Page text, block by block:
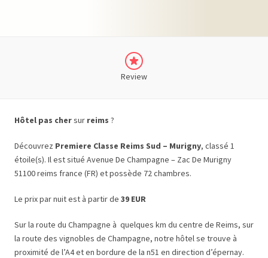
Review
Hôtel pas chersur reims ?
Découvrez Premiere Classe Reims Sud – Murigny, classé 1
étoile(s). Il est situé Avenue De Champagne – Zac De Murigny
51100 reims france (FR) et possède 72 chambres.
Le prix par nuit est à partir de 39 EUR
Sur la route du Champagne à quelques km du centre de Reims, sur
la route des vignobles de Champagne, notre hôtel se trouve à
proximité de l’A4 et en bordure de la n51 en direction d’épernay.